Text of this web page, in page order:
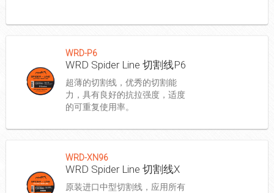
WRD-P6
WRD Spider Line 切割线P6
超薄的切割线，优秀的切割能
力，具有良好的抗拉强度，适度
的可重复使用率。
WRD-XN96
WRD Spider Line 切割线X
原装进口中型切割线，应用所有